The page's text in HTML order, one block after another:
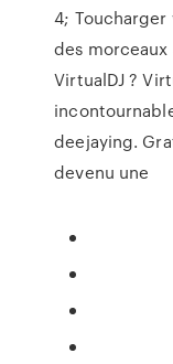
4;
des
VirtualDJ ?
deejaying.
devenu une